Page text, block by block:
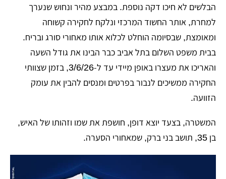
הבלשים לא חיכו דקה נוספת. במבצע מהיר ונחוש שנערך
למחרת, אותר החשוד המרכזי ונלקח לחקירה קשוחה
ומאומצת, שבסיומה הוחלט לכלוא אותו מאחורי סורג ובריח.
בבית משפט השלום בתל אביב כבר הבינו את גודל השעה
והאריכו את מעצרו באופן מיידי עד ל-3/6/26, בזמן שצוותי
החקירה ממשיכים לנבור בפרטים ומנסים להבין את עומק
הזוועה.
המשטרה, בצעד יוצא דופן, חושפת את שמו וזהותו של האיש,
בן 35, תושב בני ברק, שמאחורי הסערה.